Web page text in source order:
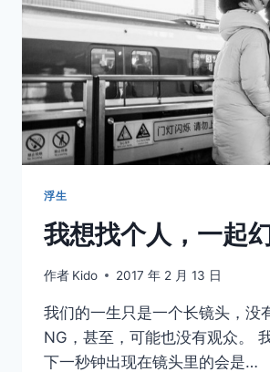
时
间，
却
永
远
回
浮生
我想找个人，一起
作者 Kido 2017 年 2 月 13 日
我们的一生只是一个长镜头，没
NG，甚至，可能也没有观众。
下一秒钟出现在镜头里的会是…